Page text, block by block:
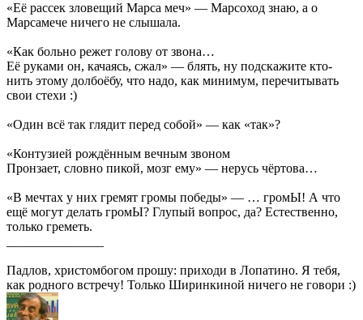
«Её рассек зловещий Марса меч» — Марсоход знаю, а о
Марсамече ничего не слышала.
«Как больно режет голову от звона…
Её руками он, качаясь, сжал» — блять, ну подскажите кто-
нить этому долбоёбу, что надо, как минимум, перечитывать
свои стехи :)
«Один всё так глядит перед собой» — как «так»?
«Контузией рождённым вечным звоном
Пронзает, словно пикой, мозг ему» — нерусь чёртова…
«В мечтах у них гремят громы победы» — … громЫ! А что
ещё могут делать громЫ? Глупый вопрос, да? Естественно,
только греметь.
Падлов, христомбогом прошу: приходи в Лопатино. Я тебя,
как родного встречу! Только Ширинкиной ничего не говори :)